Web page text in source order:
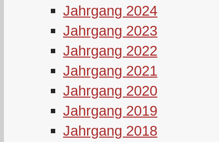
Jahrgang 2024
Jahrgang 2023
Jahrgang 2022
Jahrgang 2021
Jahrgang 2020
Jahrgang 2019
Jahrgang 2018